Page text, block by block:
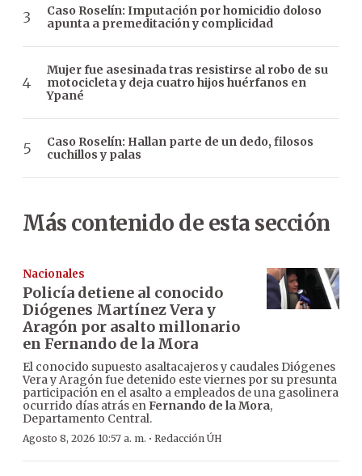
Caso Roselín: Imputación por homicidio doloso
apunta a premeditación y complicidad
Mujer fue asesinada tras resistirse al robo de su
motocicleta y deja cuatro hijos huérfanos en
Ypané
Caso Roselín: Hallan parte de un dedo, filosos
cuchillos y palas
Más contenido de esta sección
Nacionales
Policía detiene al conocido
Diógenes Martínez Vera y
Aragón por asalto millonario
en Fernando de la Mora
El conocido supuesto asaltacajeros y caudales Diógenes
Vera y Aragón fue detenido este viernes por su presunta
participación en el asalto a empleados de una gasolinera
ocurrido días atrás enFernando de la Mora,
Departamento Central.
Agosto 8, 2026 10:57 a. m. · Redacción ÚH